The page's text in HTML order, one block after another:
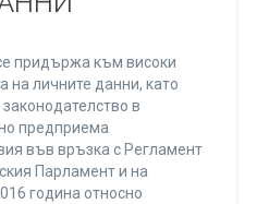
придържа към високи
на личните данни, като
в
предприема
във връзка с Регламент
Парламент и на
година относно